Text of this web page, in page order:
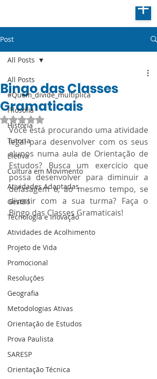
Post
All Posts
#Quem_divide_multiplica
Filosofia
História
Tutoria
Eletiva
Cultura em Movimento
Atividades Adaptadas
Gestão
Tecnologia e Inovação
Atividades de Acolhimento
Projeto de Vida
Promocional
Resoluções
Geografia
Metodologias Ativas
Orientação de Estudos
Prova Paulista
SARESP
Orientação Técnica
All Posts
Bingo das Classes
Gramaticais
Avaliado com NaN de 5 estrelas.
Você está procurando uma atividade
legal para desenvolver com os seus
alunos numa aula de Orientação de
Estudos? Busca um exercício que
possa desenvolver para diminuir a
defasagem e, ao mesmo tempo, se
divertir com a sua turma? Faça o
Bingo das Classes Gramaticais!